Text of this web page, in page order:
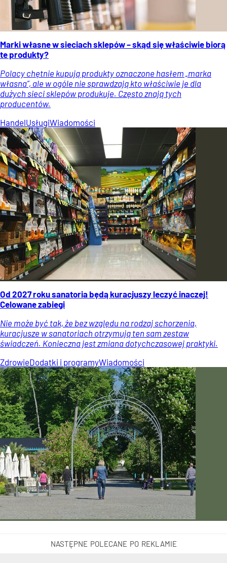
Marki własne w sieciach sklepów – skąd się właściwie biorą
te produkty?
Polacy chętnie kupują produkty oznaczone hasłem „marka
własna”, ale w ogóle nie sprawdzają kto właściwie je dla
dużych sieci sklepów produkuje. Często znają tych
producentów.
HandelUsługiWiadomości
Od 2027 roku sanatoria będą kuracjuszy leczyć inaczej!
Celowane zabiegi
Nie może być tak, że bez względu na rodzaj schorzenia,
kuracjusze w sanatoriach otrzymują ten sam zestaw
świadczeń. Konieczna jest zmiana dotychczasowej praktyki.
ZdrowieDodatki i programyWiadomości